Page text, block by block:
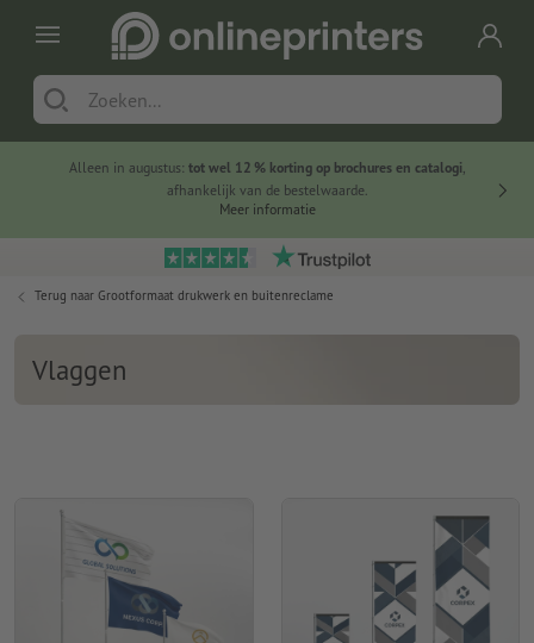
Alleen in augustus: tot wel 12 % korting op brochures en catalogi,
afhankelijk van de bestelwaarde.
Meer informatie
Terug naar Grootformaat drukwerk en buitenreclame
Vlaggen